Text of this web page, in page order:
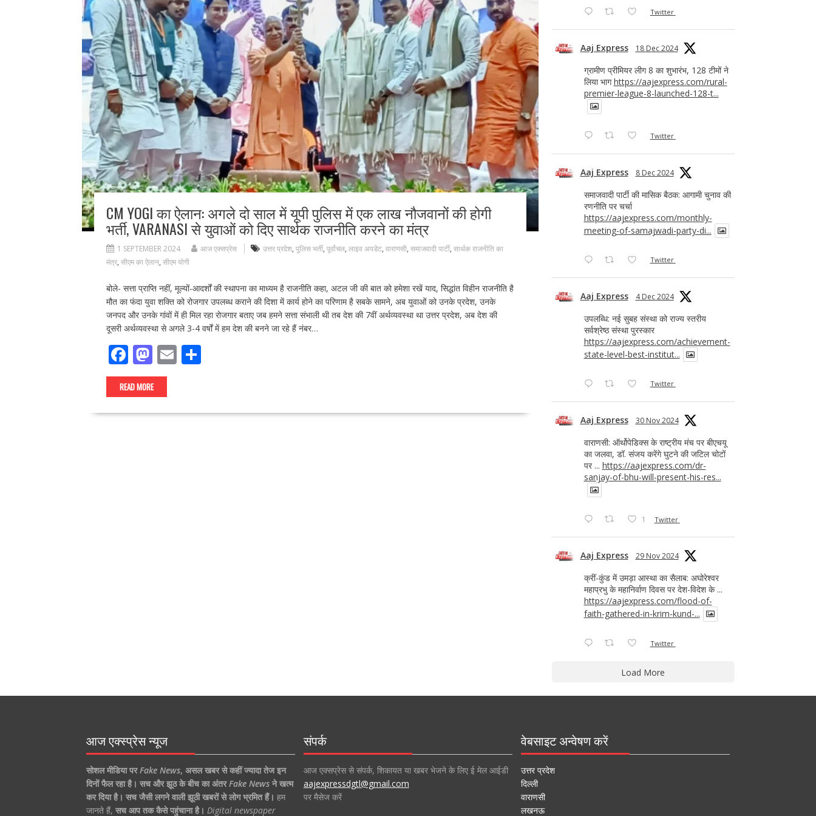
CM YOGI का ऐलान: अगले दो साल में यूपी पुलिस में एक लाख नौजवानों की होगी
भर्ती, VARANASI से युवाओं को दिए सार्थक राजनीति करने का मंत्र
1 SEPTEMBER 2024 आज एक्सप्रेस उत्तर प्रदेश, पुलिस भर्ती, पूर्वांचल, लाइव अपडेट, वाराणसी, समाजवादी पार्टी, सार्थक राजनीति का
मंत्र, सीएम का ऐलान, सीएम योगी
बोले- सत्ता प्राप्ति नहीं, मूल्यों-आदर्शों की स्थापना का माध्यम है राजनीति कहा, अटल जी की बात को हमेशा रखें याद, सिद्धांत विहीन राजनीति है
मौत का फंदा युवा शक्ति को रोजगार उपलब्ध कराने की दिशा में कार्य होने का परिणाम है सबके सामने, अब युवाओं को उनके प्रदेश, उनके
जनपद और उनके गांवों में ही मिल रहा रोजगार बताए जब हमने सत्ता संभाली थी तब देश की 7वीं अर्थव्यवस्था था उत्तर प्रदेश, अब देश की
दूसरी अर्थव्यवस्था से अगले 3-4 वर्षों में हम देश की बनने जा रहे हैं नंबर…
F
ac
e
b
M
as
to
d
E
l
S
e
READ MORE
Twitter
Aaj Express 18 Dec 2024
ग्रामीण प्रीमियर लीग 8 का शुभारंभ, 128 टीमों ने
लिया भागhttps://aajexpress.com/rural-
premier-league-8-launched-128-t...
Twitter
Aaj Express 8 Dec 2024
समाजवादी पार्टी की मासिक बैठक: आगामी चुनाव की
रणनीति पर चर्चा
https://aajexpress.com/monthly-
meeting-of-samajwadi-party-di...
Twitter
Aaj Express 4 Dec 2024
उपलब्धि: नई सुबह संस्था को राज्य स्तरीय
सर्वश्रेष्ठ संस्था पुरस्कार
https://aajexpress.com/achievement-
state-level-best-institut...
Twitter
Aaj Express 30 Nov 2024
वाराणसी: ऑर्थोपेडिक्स के राष्ट्रीय मंच पर बीएचयू
का जलवा, डॉ. संजय करेंगे घुटने की जटिल चोटों
पर ... https://aajexpress.com/dr-
sanjay-of-bhu-will-present-his-res...
1 Twitter
Aaj Express 29 Nov 2024
क्रीं-कुंड में उमड़ा आस्था का सैलाब: अघोरेश्वर
महाप्रभु के महानिर्वाण दिवस पर देश-विदेश के ...
https://aajexpress.com/flood-of-
faith-gathered-in-krim-kund-...
Twitter
Load More
आज एक्स्प्रेस न्यूज
सोशल मीडिया पर Fake News, असल खबर से कहीं ज्यादा तेज इन
दिनों फैल रहा है। सच और झूठ के बीच का अंतर Fake Newsने खत्म
कर दिया है। सच जैसी लगने वाली झूठी खबरों से लोग भ्रमित हैं। हम
जानते हैं, सच आप तक कैसे पहुंचाना है। Digital newspaper
संपर्क
आज एक्सप्रेस से संपर्क, शिकायत या खबर भेजने के लिए ई मेल आईडी
aajexpressdgtl@gmail.com
पर मैसेज करें
वेबसाइट अन्वेषण करें
उत्तर प्रदेश
दिल्ली
वाराणसी
लखनऊ